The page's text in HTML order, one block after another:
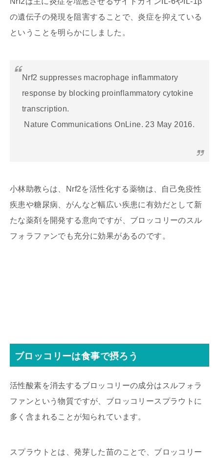
の遺伝子の発現を阻害することで、炎症を抑えている
ということを明らかにしました。
Nrf2 suppresses macrophage inflammatory
response by blocking proinflammatory cytokine
transcription.
Nature Communications OnLine. 23 May 2016.
小林助教らは、Nrf2を活性化する薬物は、自己免疫性
疾患や糖尿病、がんなど幅広い疾患に有効だとして新
たな薬剤を開発する意向ですが、ブロッコリーのスル
フォラファンでも充分に効果があるのです。
ブロッコリーは食事で摂ろう
活性酸素を消去するブロッコリーの成分はスルフォラ
ファンという物質ですが、ブロッコリースプラウトに
多く含まれることが知られています。
スプラウトとは、発芽した苗のことで、ブロッコリー